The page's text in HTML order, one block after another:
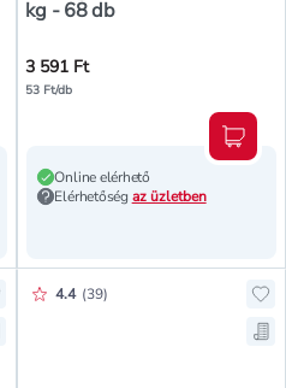
teszem
kg - 68 db
3 591 Ft
53 Ft/db
Online elérhető
Elérhetőség az üzletben
a kedvencekhez,
a bevásárló listára,
Értékelés pontszáma:
4.4 (39)